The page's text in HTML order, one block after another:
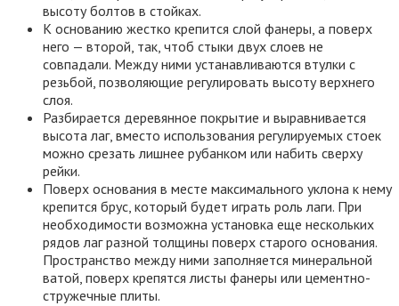
высоту болтов в стойках.
К основанию жестко крепится слой фанеры, а поверх
него — второй, так, чтоб стыки двух слоев не
совпадали. Между ними устанавливаются втулки с
резьбой, позволяющие регулировать высоту верхнего
слоя.
Разбирается деревянное покрытие и выравнивается
высота лаг, вместо использования регулируемых стоек
можно срезать лишнее рубанком или набить сверху
рейки.
Поверх основания в месте максимального уклона к нему
крепится брус, который будет играть роль лаги. При
необходимости возможна установка еще нескольких
рядов лаг разной толщины поверх старого основания.
Пространство между ними заполняется минеральной
ватой, поверх крепятся листы фанеры или цементно-
стружечные плиты.